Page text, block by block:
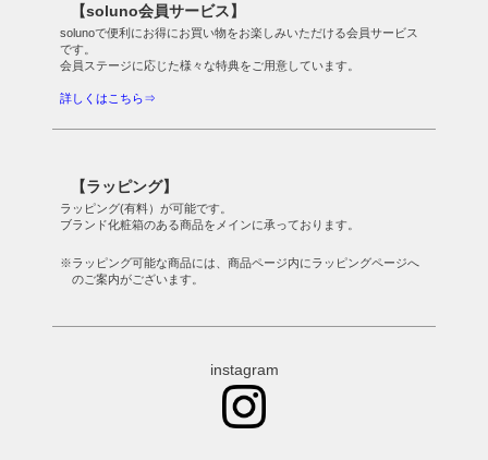
【soluno会員サービス】
solunoで便利にお得にお買い物をお楽しみいただける会員サービス
です。
会員ステージに応じた様々な特典をご用意しています。
詳しくはこちら⇒
【ラッピング】
ラッピング(有料）が可能です。
ブランド化粧箱のある商品をメインに承っております。
※ラッピング可能な商品には、商品ページ内にラッピングページへ
のご案内がございます。
instagram